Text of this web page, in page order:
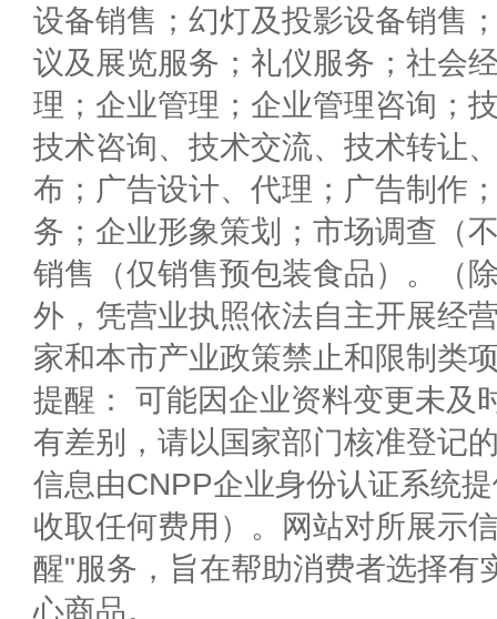
设备销售；幻灯及投影设备销售
议及展览服务；礼仪服务；社会
理；企业管理；企业管理咨询；
技术咨询、技术交流、技术转让
布；广告设计、代理；广告制作
务；企业形象策划；市场调查（
销售（仅销售预包装食品）。（
外，凭营业执照依法自主开展经
家和本市产业政策禁止和限制类
提醒： 可能因企业资料变更未及
有差别，请以国家部门核准登记
信息由CNPP企业身份认证系统
收取任何费用）。网站对所展示
醒"服务，旨在帮助消费者选择有
心商品。